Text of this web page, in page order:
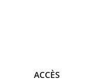
ACCÈS